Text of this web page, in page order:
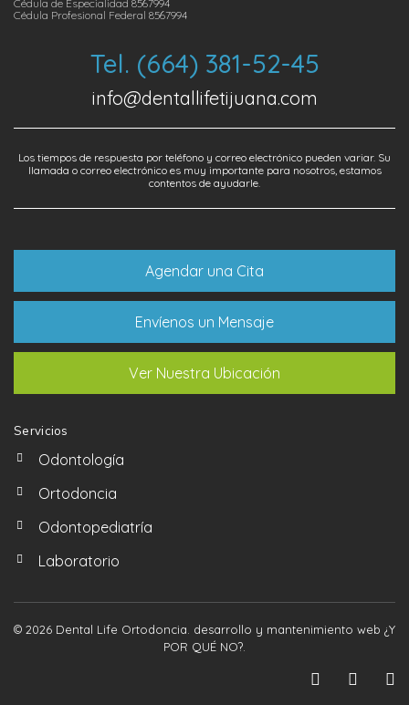
Cédula de Especialidad 8567994
Cédula Profesional Federal 8567994
Tel. (664) 381-52-45
info@dentallifetijuana.com
Los tiempos de respuesta por teléfono y correo electrónico pueden variar. Su
llamada o correo electrónico es muy importante para nosotros, estamos
contentos de ayudarle.
Agendar una Cita
Envíenos un Mensaje
Ver Nuestra Ubicación
Servicios
Odontología
Ortodoncia
Odontopediatría
Laboratorio
© 2026 Dental Life Ortodoncia. desarrollo y mantenimiento web ¿Y
POR QUÉ NO?.